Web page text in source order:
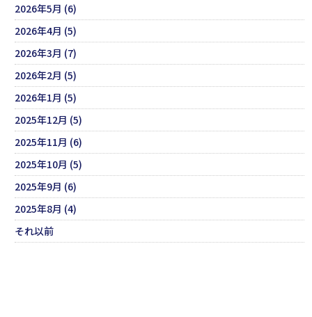
2026年5月 (6)
2026年4月 (5)
2026年3月 (7)
2026年2月 (5)
2026年1月 (5)
2025年12月 (5)
2025年11月 (6)
2025年10月 (5)
2025年9月 (6)
2025年8月 (4)
それ以前